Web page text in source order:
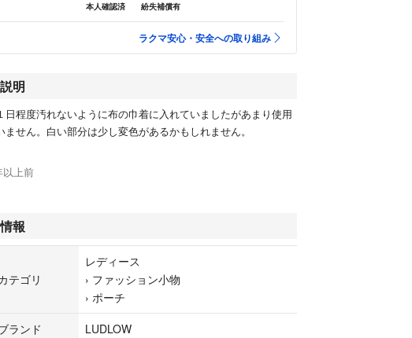
本人確認済 紛失補償有
ラクマ安心・安全への取り組み
明
日程度汚れないように布の巾着に入れていましたがあまり使用
ません。白い部分は少し変色があるかもしれません。
以上前
報
テゴリ
レディース
› ファッション小物
› ポーチ
ランド
LUDLOW